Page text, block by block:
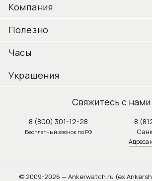
Компания
Полезно
Часы
Украшения
Свяжитесь с нами
8 (800) 301-12-28
Бесплатный звонок по РФ
8
Адреса
© 2009-2026 — Ankerwatch.ru (ex